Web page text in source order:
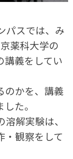
パスでは、み
薬科大学の
講義をしてい
のかを、講義
た。
解実験は、
・観察をして